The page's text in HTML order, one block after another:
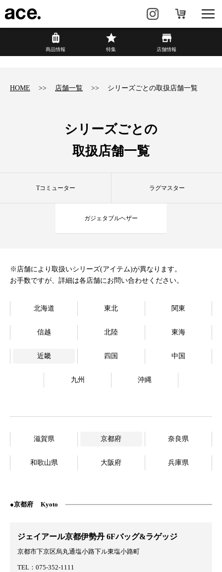
商品情報
カジュアル HAyU×ace.
店舗情報 新着情報
商品情報 特集 店舗情報
HOME 店舗一覧 シリーズごとの取扱店舗一覧
シリーズごとの
取扱店舗一覧
Tコミューター ラグマスター
ガジェタブルヘザー
※店舗により取扱いシリーズ(アイテム)が異なります。
お手数ですが、詳細は各店舗にお問い合わせください。
北海道 東北 関東
信越 北陸 東海
近畿 四国 中国
九州 沖縄
滋賀県 京都府 奈良県
和歌山県 大阪府 兵庫県
京都府 Kyoto
ジェイアール京都伊勢丹 6Fバッグ&ラゲッジ
京都市下京区烏丸通塩小路下ル東塩小路町
TEL：075-352-1111